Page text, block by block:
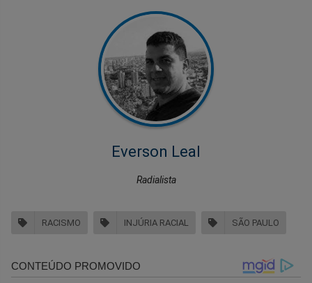
Everson Leal
Radialista
RACISMO INJÚRIA RACIAL SÃO PAULO